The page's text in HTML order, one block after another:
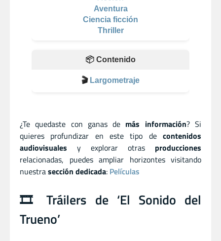
Aventura
Ciencia ficción
Thriller
📦 Contenido
🎬 Largometraje
¿Te quedaste con ganas de más información? Si
quieres profundizar en este tipo de contenidos
audiovisuales y explorar otras producciones
relacionadas, puedes ampliar horizontes visitando
nuestrasección dedicada: Películas
🎞️ Tráilers de ‘El Sonido del
Trueno’